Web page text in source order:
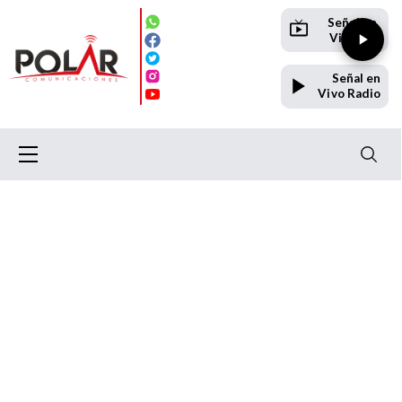
Señal en
Vivo TV
Señal en
Vivo Radio